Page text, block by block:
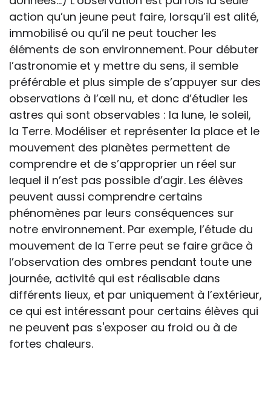
action qu’un jeune peut faire, lorsqu’il est alité,
immobilisé ou qu’il ne peut toucher les
éléments de son environnement. Pour débuter
l’astronomie et y mettre du sens, il semble
préférable et plus simple de s’appuyer sur des
observations à l’œil nu, et donc d’étudier les
astres qui sont observables : la lune, le soleil,
la Terre. Modéliser et représenter la place et le
mouvement des planètes permettent de
comprendre et de s’approprier un réel sur
lequel il n’est pas possible d’agir. Les élèves
peuvent aussi comprendre certains
phénomènes par leurs conséquences sur
notre environnement. Par exemple, l’étude du
mouvement de la Terre peut se faire grâce à
l’observation des ombres pendant toute une
journée, activité qui est réalisable dans
différents lieux, et par uniquement à l’extérieur,
ce qui est intéressant pour certains élèves qui
ne peuvent pas s'exposer au froid ou à de
fortes chaleurs.